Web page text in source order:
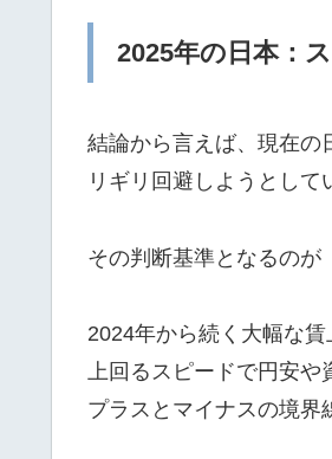
2025年の日本：
結論から言えば、現在の
リギリ回避しようとして
その判断基準となるのが
2024年から続く大幅な
上回るスピードで円安や
プラスとマイナスの境界